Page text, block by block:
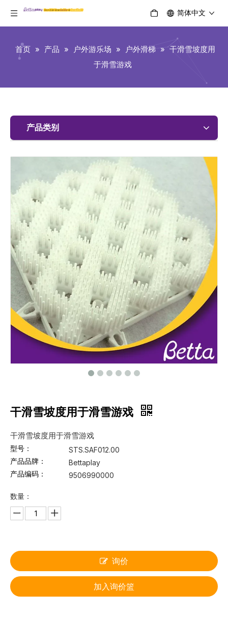
简体中文
首页 » 产品 » 户外游乐场 » 户外滑梯 » 干滑雪坡度用
于滑雪游戏
产品类别
干滑雪坡度用于滑雪游戏
干滑雪坡度用于滑雪游戏
型号：
STS.SAF012.00
产品品牌：
Bettaplay
产品编码：
9506990000
数量：
询价
加入询价篮